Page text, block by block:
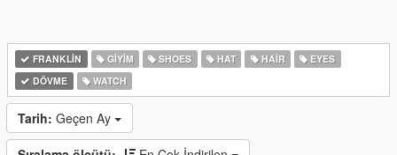
FRANKLIN GIYIM SHOES HAT HAIR
EYES
DÖVME
WATCH
Tarih: Geçen Ay